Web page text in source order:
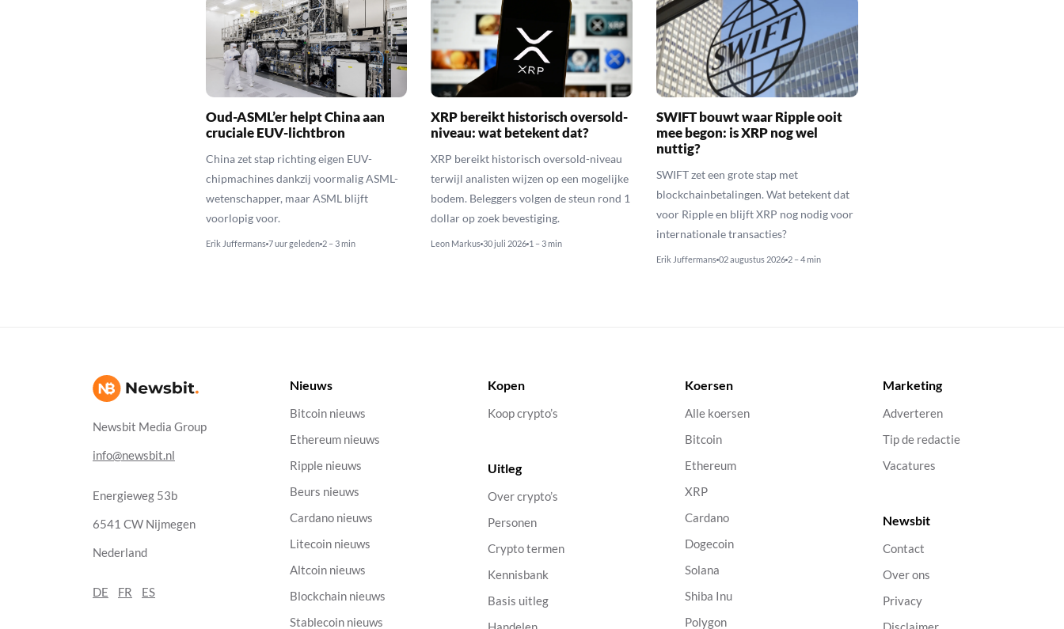
Oud-ASML’er helpt China aan
cruciale EUV-lichtbron
China zet stap richting eigen EUV-
chipmachines dankzij voormalig ASML-
wetenschapper, maar ASML blijft
voorlopig voor.
Erik Juffermans 7 uur geleden 2 – 3 min
XRP bereikt historisch oversold-
niveau: wat betekent dat?
XRP bereikt historisch oversold-niveau
terwijl analisten wijzen op een mogelijke
bodem. Beleggers volgen de steun rond 1
dollar op zoek bevestiging.
Leon Markus 30 juli 2026 1 – 3 min
SWIFT bouwt waar Ripple ooit
mee begon: is XRP nog wel
nuttig?
SWIFT zet een grote stap met
blockchainbetalingen. Wat betekent dat
voor Ripple en blijft XRP nog nodig voor
internationale transacties?
Erik Juffermans 02 augustus 2026 2 – 4 min
Newsbit Media Group
info@newsbit.nl
Energieweg 53b
6541 CW Nijmegen
Nederland
DE FR ES
Nieuws
Bitcoin nieuws
Ethereum nieuws
Ripple nieuws
Beurs nieuws
Cardano nieuws
Litecoin nieuws
Altcoin nieuws
Blockchain nieuws
Stablecoin nieuws
Kopen
Koop crypto’s
Uitleg
Over crypto’s
Personen
Crypto termen
Kennisbank
Basis uitleg
Koersen
Alle koersen
Bitcoin
Ethereum
XRP
Cardano
Dogecoin
Solana
Shiba Inu
Polygon
Marketing
Adverteren
Tip de redactie
Vacatures
Newsbit
Contact
Over ons
Privacy